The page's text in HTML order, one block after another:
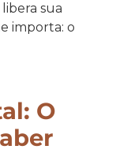
sua
importa: o
O